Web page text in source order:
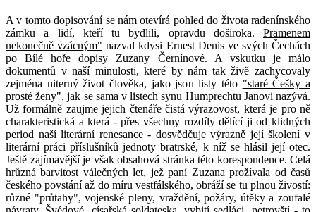
A v tomto dopisování se nám otevírá pohled do života radenínského
zámku a lidí, kteří tu bydlili, opravdu doširoka. Pramenem
nekonečně vzácným" nazval kdysi Ernest Denis ve svých Čechách
po Bílé hoře dopisy Zuzany Černínové. A vskutku je málo
dokumentů v naší minulosti, které by nám tak živě zachycovaly
zejména niterný život člověka, jako jsou listy této "staré Češky a
prosté ženy", jak se sama v listech synu Humprechtu Janovi nazývá.
Už formálně zaujme jejich čtenáře čistá výrazovost, která je pro ně
charakteristická a která - přes všechny rozdíly dělící ji od klidných
period naší literární renesance - dosvědčuje výrazně její školení v
literární práci příslušníků jednoty bratrské, k níž se hlásil její otec.
Ještě zajímavější je však obsahová stránka této korespondence. Celá
hrůzná barvitost válečných let, jež paní Zuzana prožívala od časů
českého povstání až do míru vestfálského, obráží se tu plnou živostí:
různé "průtahy", vojenské pleny, vraždění, požáry, útěky a zoufalé